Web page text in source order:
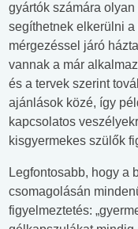
gyártók számára
segíthetnek elkerülni
mérgezéssel járó
vannak a már
és a tervek szerint
ajánlások közé, így
kapcsolatos
kisgyermekes szülők
Legfontosabb, hogy a
csomagolásán
figyelmeztetés: